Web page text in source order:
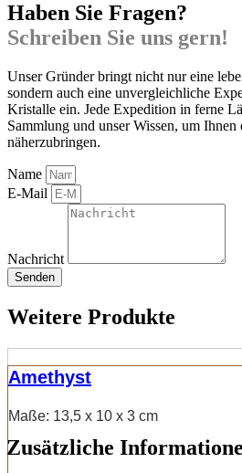
Haben Sie Fragen?
Schreiben Sie uns gern!
Unser Gründer bringt nicht nur eine
sondern auch eine unvergleichliche
Kristalle ein. Jede Expedition in ferne
Sammlung und unser Wissen, um
näherzubringen.
Name
E-Mail
Nachricht
Senden
Weitere Produkte
Amethyst
Maße: 13,5 x 10 x 3 cm
Zusätzliche